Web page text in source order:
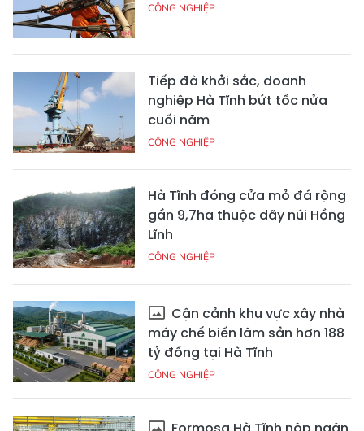
CÔNG NGHIỆP
Tiếp đà khởi sắc, doanh
nghiệp Hà Tĩnh bứt tốc nửa
cuối năm
CÔNG NGHIỆP
Hà Tĩnh đóng cửa mỏ đá rộng
gần 9,7ha thuộc dãy núi Hồng
Lĩnh
CÔNG NGHIỆP
Cận cảnh khu vực xây nhà
máy chế biến lâm sản hơn 188
tỷ đồng tại Hà Tĩnh
CÔNG NGHIỆP